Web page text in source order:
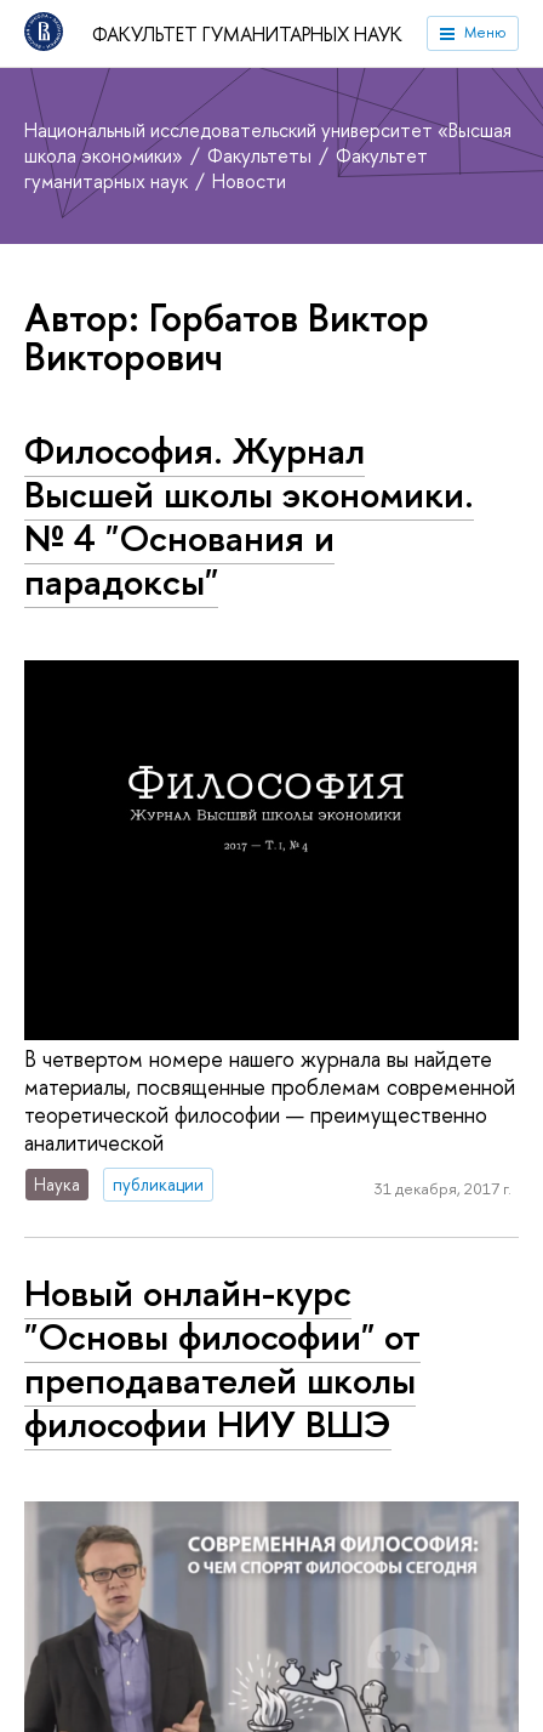
ФАКУЛЬТЕТ ГУМАНИТАРНЫХ НАУК Меню
Национальный исследовательский университет «Высшая
школа экономики»
Факультеты
Факультет
гуманитарных наук
Новости
Автор: Горбатов Виктор
Викторович
Философия. Журнал
Высшей школы экономики.
№ 4 "Основания и
парадоксы"
В четвертом номере нашего журнала вы найдете
материалы, посвященные проблемам современной
теоретической философии — преимущественно
аналитической
Наука публикации 31 декабря, 2017 г.
Новый онлайн-курс
"Основы философии" от
преподавателей школы
философии НИУ ВШЭ